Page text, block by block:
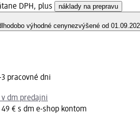
DPH, plus náklady na prepravu
výhodné cenynezvýšené od
pracovné dni
dm predajni
€ s dm e-shop kontom